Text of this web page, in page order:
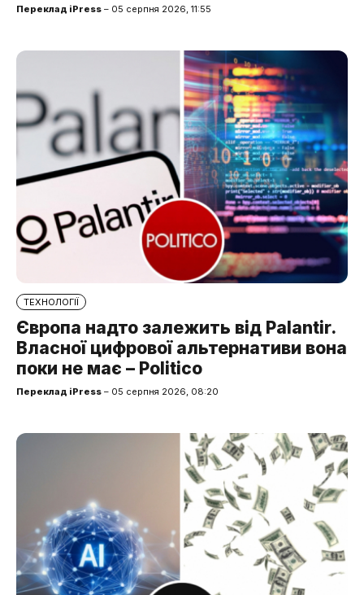
Переклад iPress – 05 серпня 2026, 11:55
ТЕХНОЛОГІЇ
Європа надто залежить від Palantir.
Власної цифрової альтернативи вона
поки не має – Politico
Переклад iPress – 05 серпня 2026, 08:20